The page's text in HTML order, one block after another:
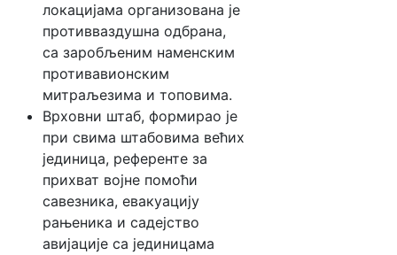
локацијама организована је
противваздушна одбрана,
са заробљеним наменским
противавионским
митраљезима и топовима.
Врховни штаб, формирао је
при свима штабовима већих
јединица, референте за
прихват војне помоћи
савезника, евакуацију
рањеника и садејство
авијације са јединицама